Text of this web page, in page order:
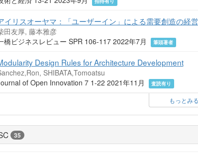
イリスオーヤマ：「ユーザーイン」による需要創造の経営
田友厚, 藤本雅彦
橋ビジネスレビュー SPR 106-117 2022年7月
筆頭著者
Design Rules for Architecture Development
SHIBATA,Tomoatsu
of Open Innovation 7 1-22 2021年11月
査読有り
もっとみる
35